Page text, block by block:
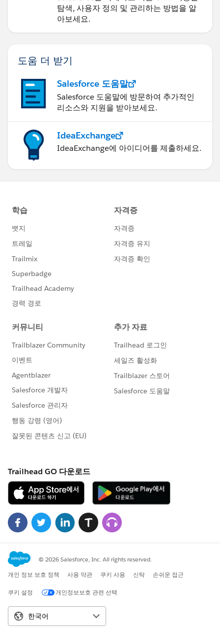
탐색, 사용자 정의 및 관리하는 방법을 알
아보세요.
도움 더 받기
Salesforce 도움말
Salesforce 도움말에 방문하여 추가적인
리소스와 지원을 받아보세요.
IdeaExchange
IdeaExchange에 아이디어를 제출하세요.